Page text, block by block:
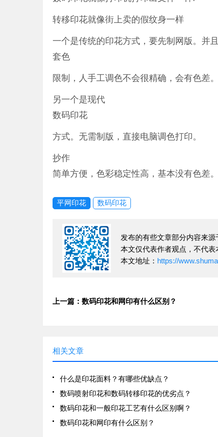
转移印花就像街上卖的假纹身一样
一个是传统的印花方式，要先制网版。并
套色
限制，人手工调色不会很精确，会有色差
另一个是现代
数码印花
方式。无需制版，直接电脑调色打印。
抄作
简单方便，色彩稳定性高，基本没有色差
平网印花 数码印花
发布的有些文章部分内容来
本文仅代表作者观点，不代表
本文地址： https://
上一篇：数码印花和网印有什么区别？
相关文章
什么是印花面料？有哪些优缺点？
数码喷射印花和数码转移印花的优劣点？
数码印花和一般印花工艺有什么区别啊？
数码印花和网印有什么区别？